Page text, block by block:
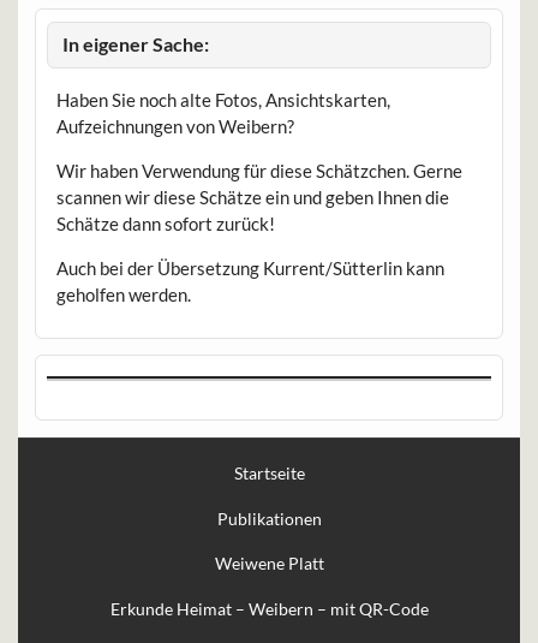
In eigener Sache:
Haben Sie noch alte Fotos, Ansichtskarten,
Aufzeichnungen von Weibern?
Wir haben Verwendung für diese Schätzchen. Gerne
scannen wir diese Schätze ein und geben Ihnen die
Schätze dann sofort zurück!
Auch bei der Übersetzung Kurrent/Sütterlin kann
geholfen werden.
Startseite
Publikationen
Weiwene Platt
Erkunde Heimat – Weibern – mit QR-Code